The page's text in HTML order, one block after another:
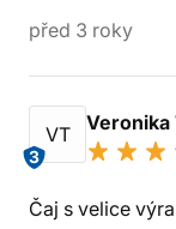
před 3 roky
VT
3
Veronika
Čaj s velice